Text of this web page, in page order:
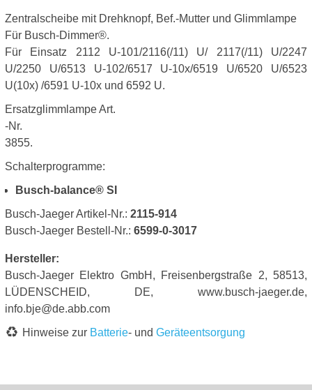
Zentralscheibe mit Drehknopf, Bef.-Mutter und Glimmlampe
Für Busch-Dimmer®.
Für Einsatz 2112 U-101/2116(/11) U/ 2117(/11) U/2247
U/2250 U/6513 U-102/6517 U-10x/6519 U/6520 U/6523
U(10x) /6591 U-10x und 6592 U.
Ersatzglimmlampe Art.
-Nr.
3855.
Schalterprogramme:
Busch-balance® SI
Busch-Jaeger Artikel-Nr.: 2115-914
Busch-Jaeger Bestell-Nr.: 6599-0-3017
Hersteller:
Busch-Jaeger Elektro GmbH, Freisenbergstraße 2, 58513,
LÜDENSCHEID, DE, www.busch-jaeger.de,
info.bje@de.abb.com
Hinweise zur Batterie- und Geräteentsorgung